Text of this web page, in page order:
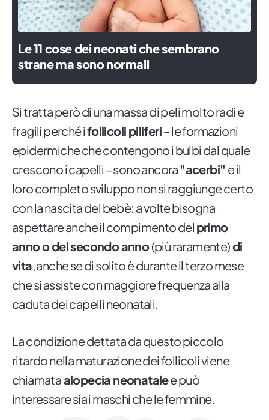
Le 11 cose dei neonati che sembrano
strane ma sono normali
Si tratta però di una massa di peli molto radi e
fragili perché ifollicoli piliferi– le formazioni
epidermiche che contengono i bulbi dal quale
crescono i capelli – sono ancora "acerbi" e il
loro completo sviluppo non si raggiunge certo
con la nascita del bebè: a volte bisogna
aspettare anche il compimento del primo
anno o del secondo anno(più raramente)di
vita, anche se di solito è durante il terzo mese
che si assiste con maggiore frequenza alla
caduta dei capelli neonatali.
La condizione dettata da questo piccolo
ritardo nella maturazione dei follicoli viene
chiamataalopecia neonatalee può
interessare sia i maschi che le femmine.